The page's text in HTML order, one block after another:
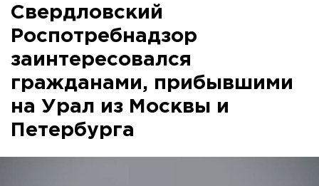
Свердловский
Роспотребнадзор
заинтересовался
гражданами, прибывшими
на Урал из Москвы и
Петербурга